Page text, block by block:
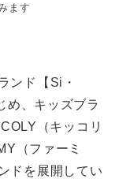
ます
ンド【Si・
め、キッズブラ
（キッコリ
（ファーミ
ドを展開してい